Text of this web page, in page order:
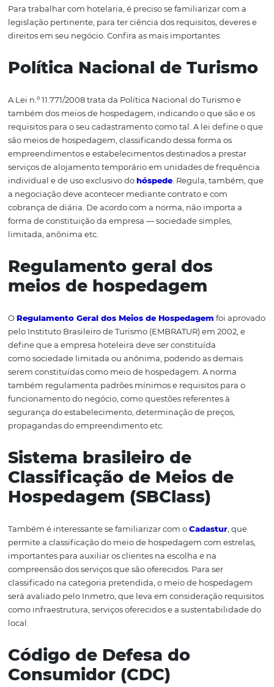
sobre o setor. Para esclarecer o assunto, listamos os
pontos para facilitar sua compreensão. Confira!
Conhecendo a
Para trabalhar com hotelaria, é preciso se familiarizar
legislação pertinente, para ter ciência dos requisitos,
direitos em seu negócio. Confira as mais importantes:
Política Nacional de
A Lei n.º 11.771/2008 trata da Política Nacional do
também dos meios de hospedagem, indicando o que
requisitos para o seu cadastramento como tal. A lei
empreendimentos e estabelecimentos destinados a
serviços de alojamento temporário em unidades de
a negociação deve acontecer mediante contrato e com
cobrança de diária. De acordo com a norma, não
forma de constituição da empresa — sociedade simples,
Regulamento geral dos
meios de hospedagem
ORegulamento Geral dos Meios de Hospedagem
pelo Instituto Brasileiro de Turismo (EMBRATUR) em
define que a empresa hoteleira deve ser constituída
serem constituídas como meio de hospedagem. A
também regulamenta padrões mínimos e requisitos
funcionamento do negócio, como questões referentes à
segurança do estabelecimento, determinação de
propagandas do empreendimento etc.
Sistema brasileiro de
Classificação de Meios
Hospedagem (SBClass)